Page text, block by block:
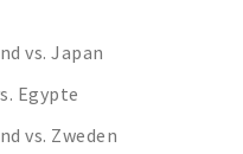
vs. Japan
Egypte
vs. Zweden